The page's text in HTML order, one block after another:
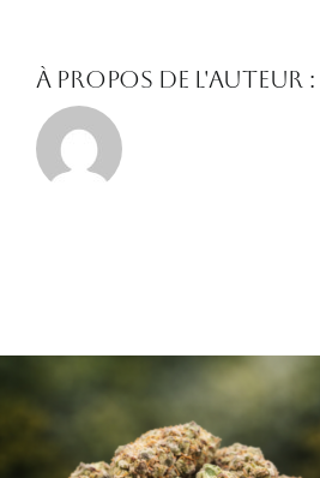
À propos de l'auteur :